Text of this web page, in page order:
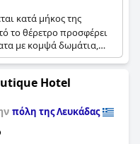
κατά μήκος της
το θέρετρο προσφέρει
με κομψά δωμάτια,
Η
ολοκληρωμένες ανέσεις
γαμήλια εκδρομή.
Hotel
πόλη της Λευκάδας